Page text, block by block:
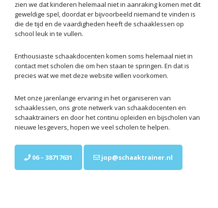
zien we dat kinderen helemaal niet in aanraking komen met dit
geweldige spel, doordat er bijvoorbeeld niemand te vinden is
die de tijd en de vaardigheden heeft de schaaklessen op
school leuk in te vullen.
Enthousiaste schaakdocenten komen soms helemaal niet in
contact met scholen die om hen staan te springen. En dat is
precies wat we met deze website willen voorkomen.
Met onze jarenlange ervaring in het organiseren van
schaaklessen, ons grote netwerk van schaakdocenten en
schaaktrainers en door het continu opleiden en bijscholen van
nieuwe lesgevers, hopen we veel scholen te helpen.
06 – 38717631 jop@schaaktrainer.nl